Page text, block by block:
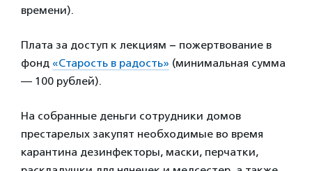
времени).
Плата за доступ к лекциям − пожертвование в
фонд «Старость в радость» (минимальная сумма
— 100 рублей).
На собранные деньги сотрудники домов
престарелых закупят необходимые во время
карантина дезинфекторы, маски, перчатки,